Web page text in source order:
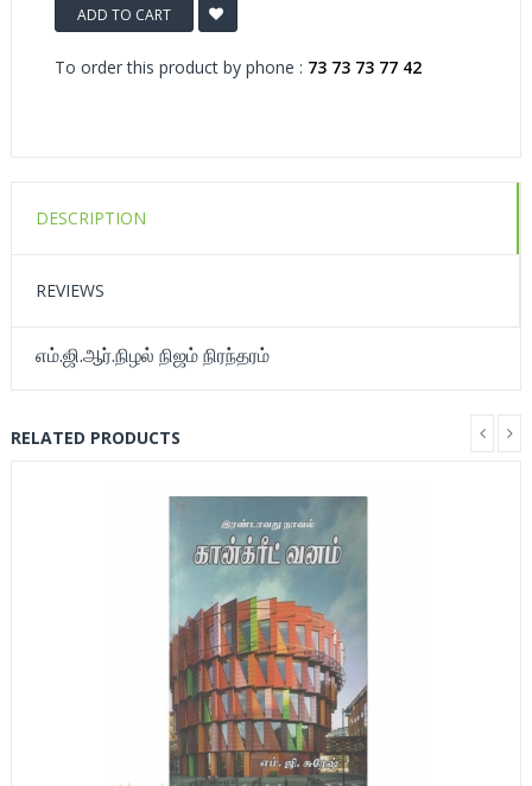
ADD TO CART
To order this product by phone : 73 73 73 77 42
DESCRIPTION
REVIEWS
எம்.ஜி.ஆர்.நிழல் நிஜம் நிரந்தரம்
RELATED PRODUCTS